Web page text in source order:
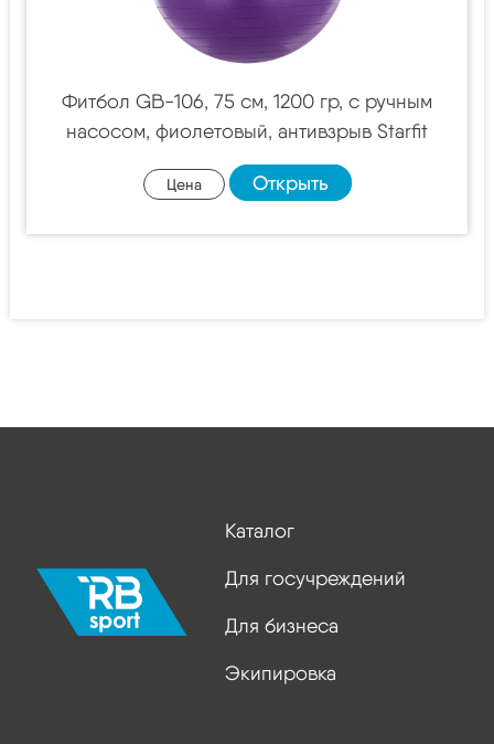
Фитбол GB-106, 75 см, 1200 гр, с ручным
насосом, фиолетовый, антивзрыв Starfit
Цена Открыть
Каталог
Для госучреждений
Для бизнеса
Экипировка